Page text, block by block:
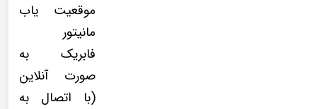
موقعیت یاب
مانیتور
فابریک به
صورت آنلاین
(با اتصال به